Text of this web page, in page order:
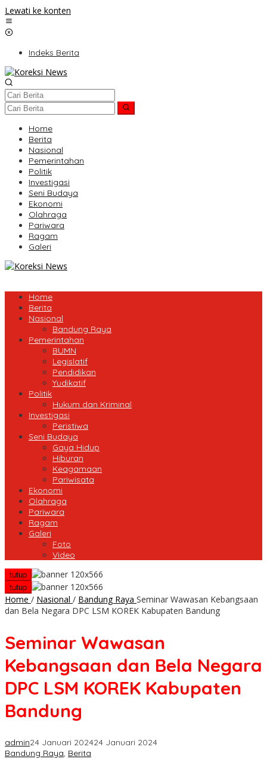
Lewati ke konten
Indeks Berita
Home
Berita
Nasional
Pemerintahan
Politik
Investigasi
Seni Budaya
Ekonomi
Olahraga
Pariwara
Ragam
Galeri
Home
Berita
Nasional
Bandung Raya
Pemerintahan
BUMN
Legislatif
Pendidikan
Yudikatif
Politik
Hukum dan Kriminal
Investigasi
Peristiwa
Seni Budaya
Gaya Hidup
Hiburan
Keagamaan
Pariwisata
Ekonomi
Olahraga
Pariwara
Ragam
Galeri
Foto
Video
tutup
tutup
Home / Nasional / Bandung Raya Seminar Wawasan Kebangsaan
dan Bela Negara DPC LSM KOREK Kabupaten Bandung
Seminar Wawasan
Kebangsaan dan Bela Negara
DPC LSM KOREK Kabupaten
Bandung
admin24 Januari 202424 Januari 2024
Bandung Raya, Berita